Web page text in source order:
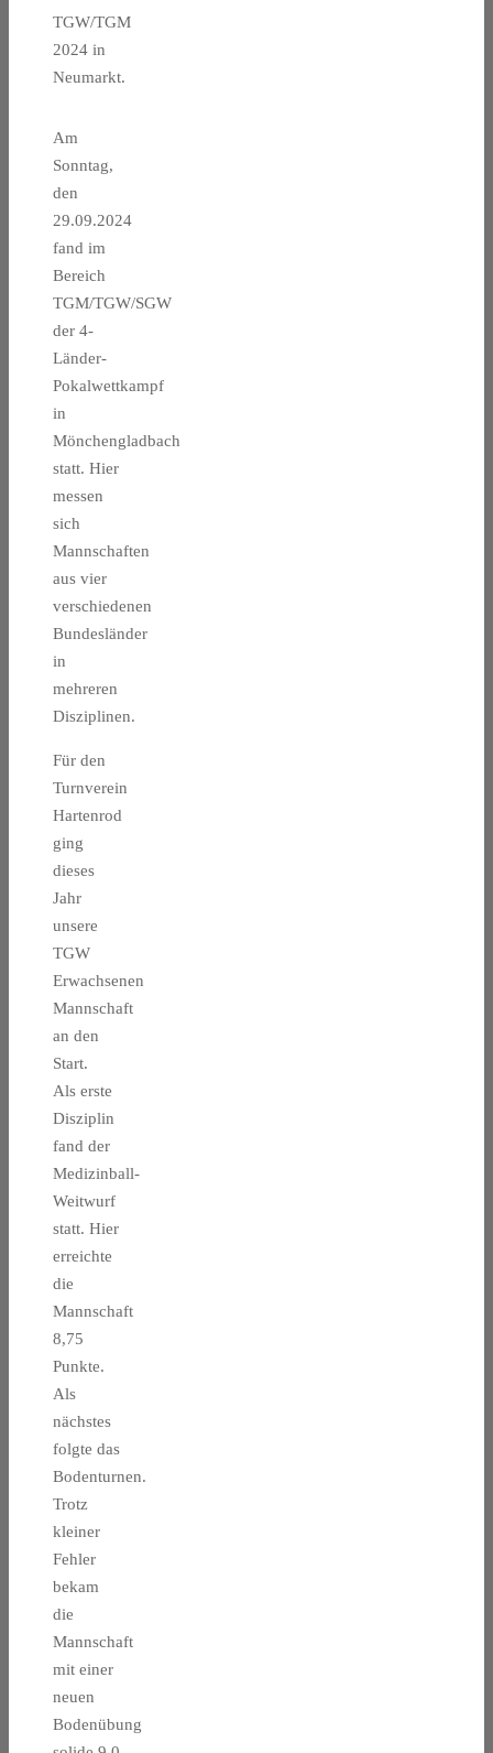
TGW/TGM
2024 in
Neumarkt.
Am
Sonntag,
den
29.09.2024
fand im
Bereich
TGM/TGW/SGW
der 4-
Länder-
Pokalwettkampf
in
Mönchengladbach
statt. Hier
messen
sich
Mannschaften
aus vier
verschiedenen
Bundesländer
in
mehreren
Disziplinen.
Für den
Turnverein
Hartenrod
ging
dieses
Jahr
unsere
TGW
Erwachsenen
Mannschaft
an den
Start.
Als erste
Disziplin
fand der
Medizinball-
Weitwurf
statt. Hier
erreichte
die
Mannschaft
8,75
Punkte.
Als
nächstes
folgte das
Bodenturnen.
Trotz
kleiner
Fehler
bekam
die
Mannschaft
mit einer
neuen
Bodenübung